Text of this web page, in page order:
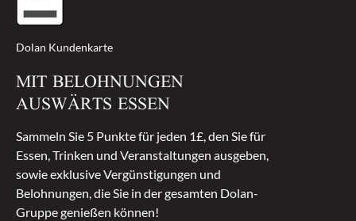
Dolan Kundenkarte
MIT BELOHNUNGEN
AUSWÄRTS ESSEN
Sammeln Sie 5 Punkte für jeden 1£, den Sie für
Essen, Trinken und Veranstaltungen ausgeben,
sowie exklusive Vergünstigungen und
Belohnungen, die Sie in der gesamten Dolan-
Gruppe genießen können!